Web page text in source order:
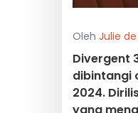
Oleh Julie
Divergent
dibintangi
2024.